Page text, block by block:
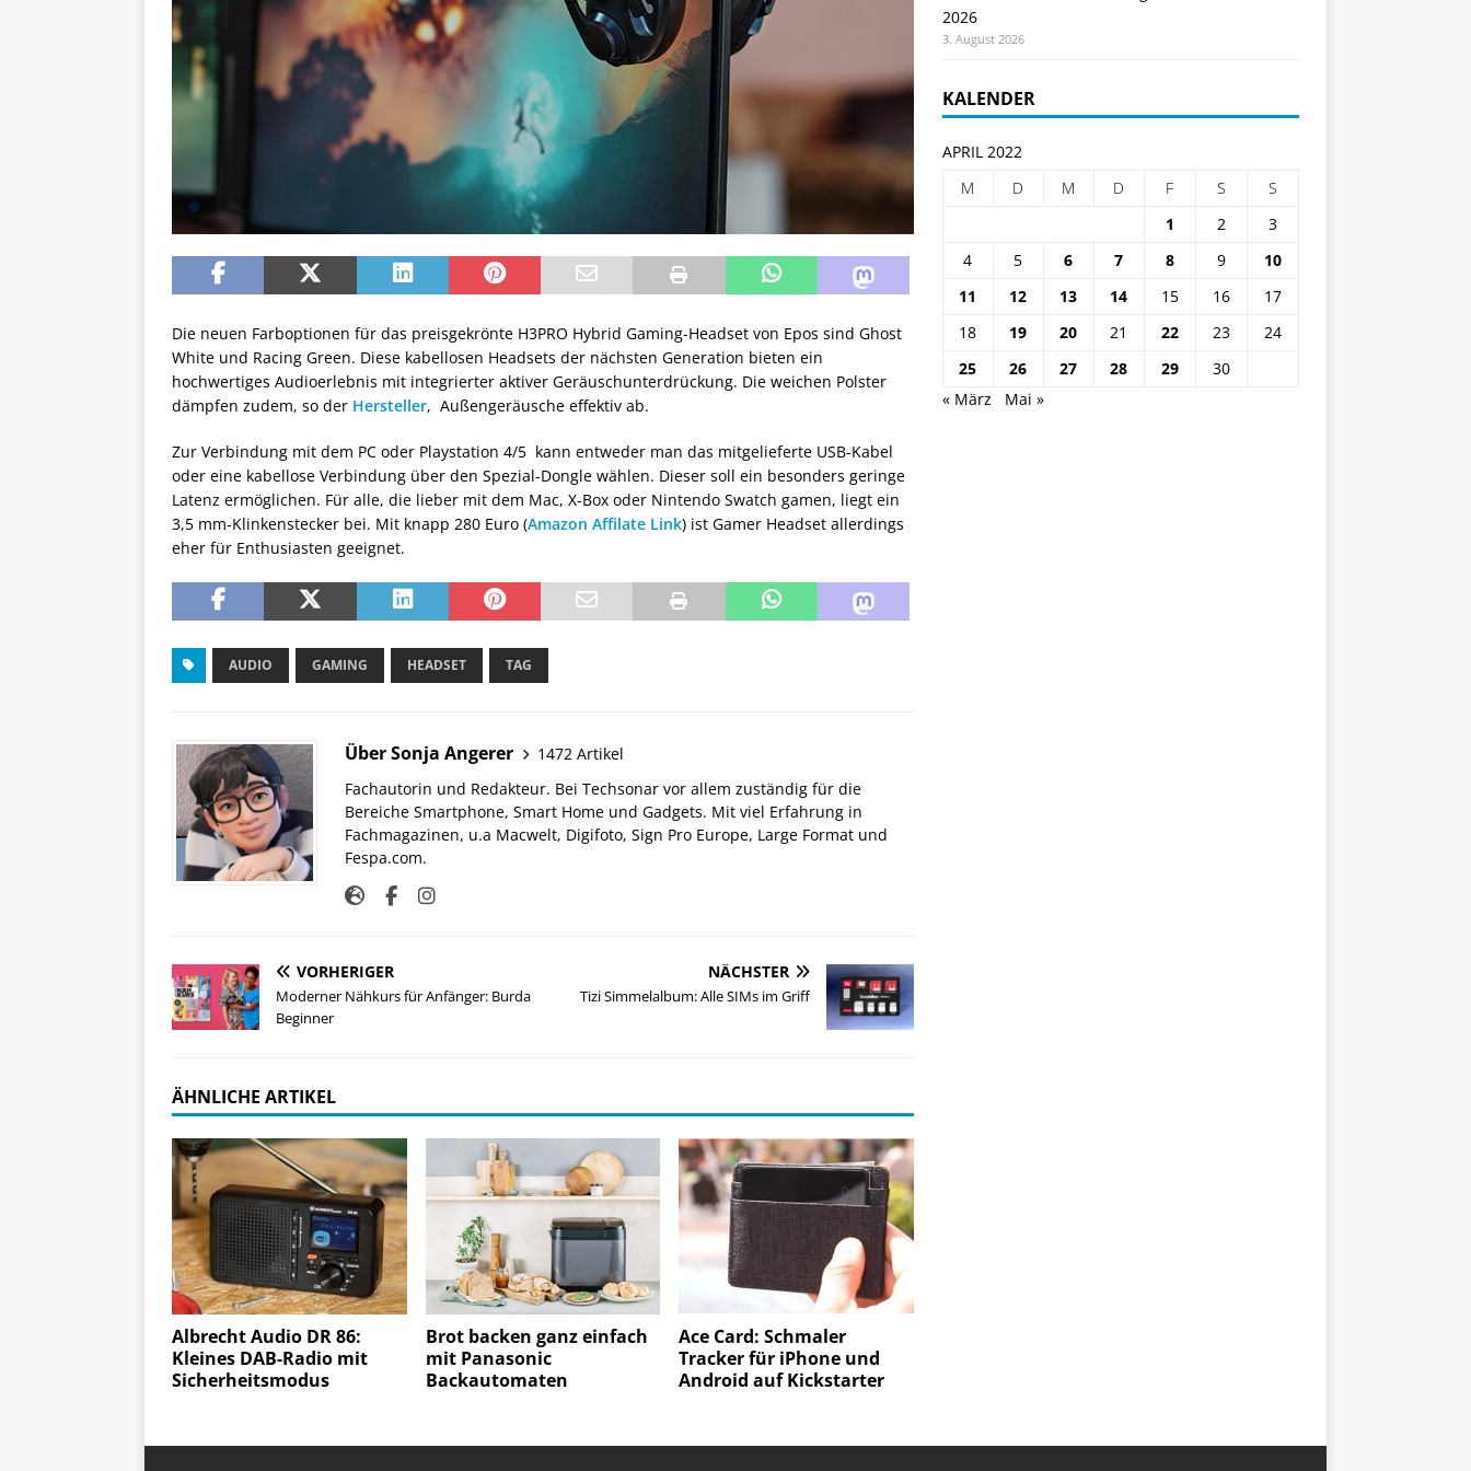
Die neuen Farboptionen für das preisgekrönte H3PRO Hybrid Gaming-Headset von Epos sind Ghost
White und Racing Green. Diese kabellosen Headsets der nächsten Generation bieten ein
hochwertiges Audioerlebnis mit integrierter aktiver Geräuschunterdrückung. Die weichen Polster
dämpfen zudem, so der Hersteller, Außengeräusche effektiv ab.
Zur Verbindung mit dem PC oder Playstation 4/5 kann entweder man das mitgelieferte USB-Kabel
oder eine kabellose Verbindung über den Spezial-Dongle wählen. Dieser soll ein besonders geringe
Latenz ermöglichen. Für alle, die lieber mit dem Mac, X-Box oder Nintendo Swatch gamen, liegt ein
3,5 mm-Klinkenstecker bei. Mit knapp 280 Euro (Amazon Affilate Link) ist Gamer Headset allerdings
eher für Enthusiasten geeignet.
AUDIO GAMING HEADSET TAG
Über Sonja Angerer
1472 Artikel
Fachautorin und Redakteur. Bei Techsonar vor allem zuständig für die
Bereiche Smartphone, Smart Home und Gadgets. Mit viel Erfahrung in
Fachmagazinen, u.a Macwelt, Digifoto, Sign Pro Europe, Large Format und
Fespa.com.
VORHERIGER
Moderner Nähkurs für Anfänger: Burda
Beginner
NÄCHSTER
Tizi Simmelalbum: Alle SIMs im Griff
ÄHNLICHE ARTIKEL
Albrecht Audio DR 86:
Kleines DAB-Radio mit
Sicherheitsmodus
Brot backen ganz einfach
mit Panasonic
Backautomaten
Ace Card: Schmaler
Tracker für iPhone und
Android auf Kickstarter
2026
3. August 2026
KALENDER
APRIL 2022
M
D M D F S
S
1
2
3
4
5 6 7 8 9
10
11
12 13 14 15 16
17
18
19 20 21 22 23
24
25
26 27 28 29
30
« März
Mai »